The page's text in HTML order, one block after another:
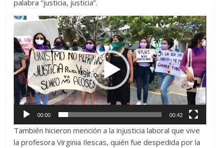
palabra “justicia, justicia”.
Reproductor
de
vídeo
00:00 00:42
También hicieron mención a la injusticia laboral que vive
la profesora Virginia Ilescas, quién fue despedida por la